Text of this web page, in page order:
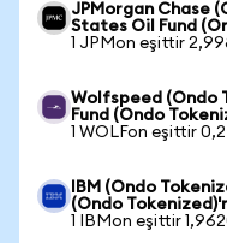
JPMorgan Chase
States Oil Fund
1 JPMon eşittir
Wolfspeed (Ondo
Fund (Ondo
1 WOLFon eşittir
IBM (Ondo
(Ondo
1 IBMon eşittir